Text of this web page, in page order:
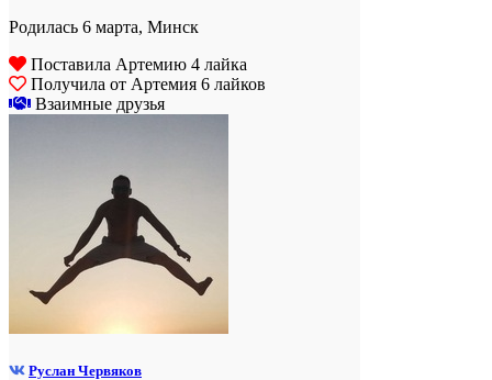
Родилась 6 марта, Минск
Поставила Артемию 4 лайка
Получила от Артемия 6 лайков
Взаимные друзья
Руслан Червяков